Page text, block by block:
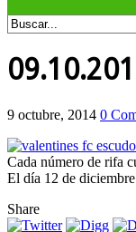
9 octubre, 2014 0
Cada número de rifa
El día 12 de
Share